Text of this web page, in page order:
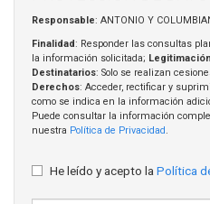
Responsable: ANTONIO Y
Finalidad: Responder las consultas
la información solicitada; Legitimación
Destinatarios: Solo se realizan
Derechos: Acceder, rectificar y
como se indica en la información
Puede consultar la información
nuestra Política de Privacidad .
He leído y acepto la Política